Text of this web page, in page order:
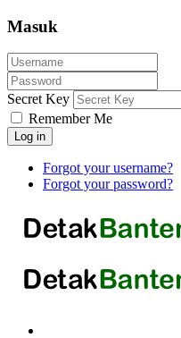
Masuk
Secret Key
Remember Me
Log in
Forgot your username?
Forgot your password?